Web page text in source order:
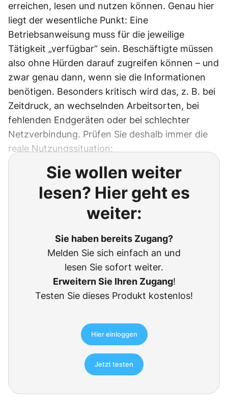
erreichen, lesen und nutzen können. Genau hier
liegt der wesentliche Punkt: Eine
Betriebsanweisung muss für die jeweilige
Tätigkeit „verfügbar“ sein. Beschäftigte müssen
also ohne Hürden darauf zugreifen können – und
zwar genau dann, wenn sie die Informationen
benötigen. Besonders kritisch wird das, z. B. bei
Zeitdruck, an wechselnden Arbeitsorten, bei
fehlenden Endgeräten oder bei schlechter
Netzverbindung. Prüfen Sie deshalb immer die
reale Nutzungssituation:
Sie wollen weiter
lesen? Hier geht es
weiter:
Sie haben bereits Zugang?
Melden Sie sich einfach an und
lesen Sie sofort weiter.
Erweitern Sie Ihren Zugang!
Testen Sie dieses Produkt kostenlos!
Hier einloggen
Jetzt testen